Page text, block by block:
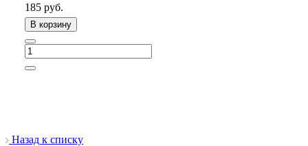
185 руб.
В корзину
Назад к списку